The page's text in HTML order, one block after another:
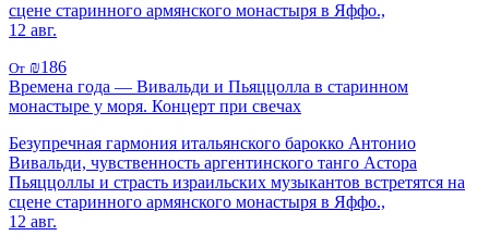
сцене старинного армянского монастыря в Яффо.,
12 авг.
От ₪186
Времена года — Вивальди и Пьяццолла в старинном
монастыре у моря. Концерт при свечах
Безупречная гармония итальянского барокко Антонио
Вивальди, чувственность аргентинского танго Астора
Пьяццоллы и страсть израильских музыкантов встретятся на
сцене старинного армянского монастыря в Яффо.,
12 авг.